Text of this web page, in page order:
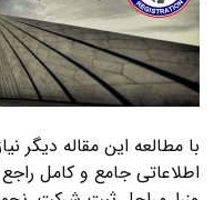
با مطالعه این مقاله دیگر
اطلاعاتی جامع و کامل